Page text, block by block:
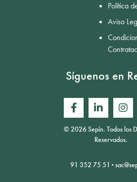
Política
Aviso
Síguenos en
© 2026 Sepín. Todos los
Reservados.
91 352 75 51 ·